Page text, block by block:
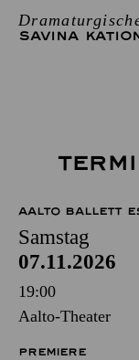
SAVINA
AALTO BALLETT
Samstag
07.11.2026
19:00
Aalto-Theater
PREMIERE